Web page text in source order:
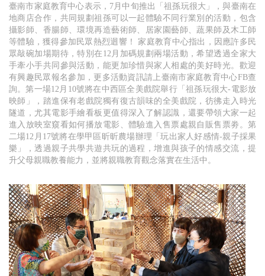
臺南市家庭教育中心表示，7月中旬推出「祖孫玩很大」，與臺南在
地商店合作，共同規劃祖孫可以一起體驗不同行業別的活動，包含
攝影師、香腸師、環境再造藝術師、居家園藝師、蔬果師及木工師
等體驗，獲得參加民眾熱烈迴響！ 家庭教育中心指出，因應許多民
眾敲碗加場期待，特別在12月加碼規劃兩場活動，希望透過全家大
手牽小手共同參與活動，能更加珍惜與家人相處的美好時光。歡迎
有興趣民眾報名參加，更多活動資訊請上臺南市家庭教育中心FB查
詢。第一場12月10號將在中西區全美戲院舉行「祖孫玩很大-電影放
映師」，踏進保有老戲院獨有復古韻味的全美戲院，彷彿走入時光
隧道，尤其電影手繪看板更值得深入了解認識，還要帶領大家一起
進入放映室窺看如何播放電影、體驗進入售票處親自販售票劵。第
二場12月17號將在學甲區昕昕農場辦理「玩出家人好感情-親子採果
樂」，透過親子共學共遊共玩的過程，增進與孩子的情感交流，提
升父母親職教養能力，並將親職教育觀念落實在生活中。